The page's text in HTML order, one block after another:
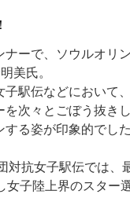
ナーで、ソウルオリ
美氏。
子駅伝などにおいて
を次々とごぼう抜き
る姿が印象的でした
対抗女子駅伝では、
女子陸上界のスター